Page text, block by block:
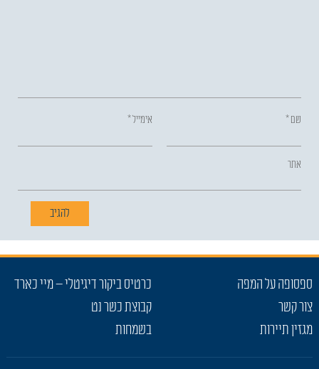
שם* אימייל*
אתר
ספסופה על המפה
צור קשר
מגזין תיירות
כרטיס ביקור דיגיטלי – מיי כארד
קבוצת כשר נט
בשמחות